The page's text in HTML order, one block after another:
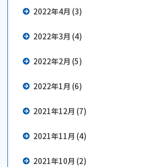
2022年4月 (3)
2022年3月 (4)
2022年2月 (5)
2022年1月 (6)
2021年12月 (7)
2021年11月 (4)
2021年10月 (2)